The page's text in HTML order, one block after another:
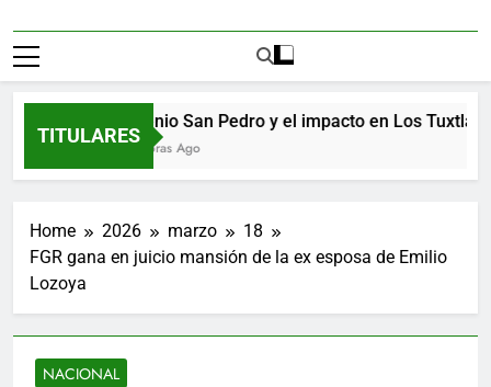
TITULARES
Ingenio San Pedro y el impacto en Los Tuxtlas
19 Horas Ago
Home 2026 marzo
18
FGR gana en juicio mansión de la ex esposa de Emilio
Lozoya
NACIONAL